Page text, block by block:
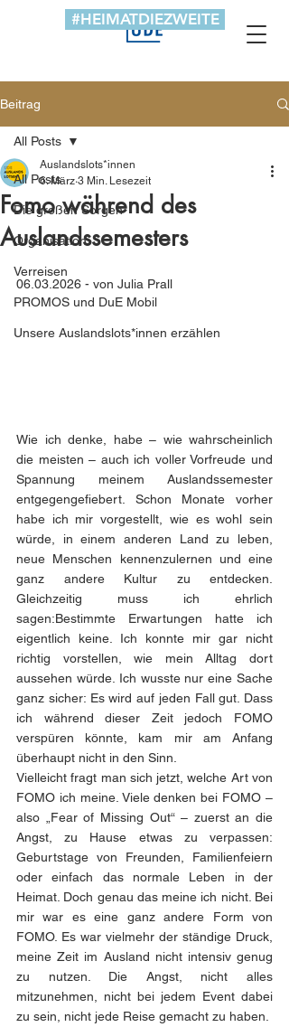
#HEIMATDIEZWEITE
Beitrag
All Posts
Die großen Sorgen
Organisation
Verreisen
PROMOS und DuE Mobil
Unsere Auslandslots*innen erzählen
All Posts
Fomo während des
Auslandssemesters
Auslandslots*innen
6. März 3 Min. Lesezeit
06.03.2026 - von Julia Prall
Wie ich denke, habe – wie wahrscheinlich
die meisten – auch ich voller Vorfreude und
Spannung meinem Auslandssemester
entgegengefiebert. Schon Monate vorher
habe ich mir vorgestellt, wie es wohl sein
würde, in einem anderen Land zu leben,
neue Menschen kennenzulernen und eine
ganz andere Kultur zu entdecken.
Gleichzeitig muss ich ehrlich
sagen:Bestimmte Erwartungen hatte ich
eigentlich keine. Ich konnte mir gar nicht
richtig vorstellen, wie mein Alltag dort
aussehen würde. Ich wusste nur eine Sache
ganz sicher: Es wird auf jeden Fall gut. Dass
ich während dieser Zeit jedoch FOMO
verspüren könnte, kam mir am Anfang
überhaupt nicht in den Sinn.
Vielleicht fragt man sich jetzt, welche Art von
FOMO ich meine. Viele denken bei FOMO –
also „Fear of Missing Out“ – zuerst an die
Angst, zu Hause etwas zu verpassen:
Geburtstage von Freunden, Familienfeiern
oder einfach das normale Leben in der
Heimat. Doch genau das meine ich nicht. Bei
mir war es eine ganz andere Form von
FOMO. Es war vielmehr der ständige Druck,
meine Zeit im Ausland nicht intensiv genug
zu nutzen. Die Angst, nicht alles
mitzunehmen, nicht bei jedem Event dabei
zu sein, nicht jede Reise gemacht zu haben.